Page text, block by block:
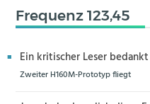
Frequenz 123,45
Ein kritischer Leser
Zweiter H160M-Prototyp fliegt